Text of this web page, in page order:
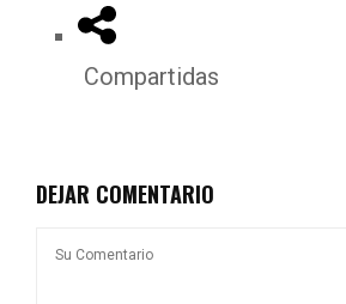
Compartidas
DEJAR COMENTARIO